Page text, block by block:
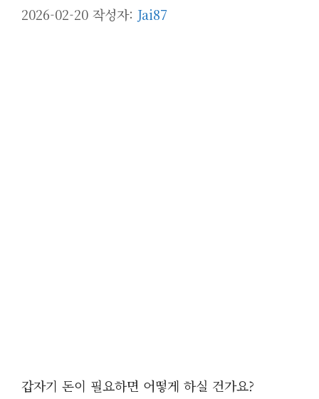
2026-02-20 작성자: Jai87
갑자기 돈이 필요하면 어떻게 하실 건가요?